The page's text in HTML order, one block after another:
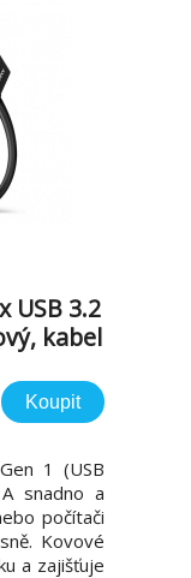
USB 3.2
kabel
Koupit
1 (USB
snadno a
počítači
Kovové
a zajišťuje